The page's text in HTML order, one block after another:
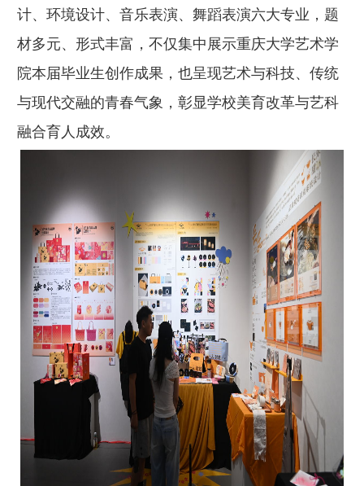
计、环境设计、音乐表演、舞蹈表演六大专业，题
材多元、形式丰富，不仅集中展示重庆大学艺术学
院本届毕业生创作成果，也呈现艺术与科技、传统
与现代交融的青春气象，彰显学校美育改革与艺科
融合育人成效。